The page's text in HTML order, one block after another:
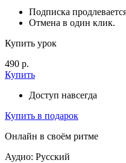
Подписка
Отмена в один клик.
Купить урок
490 р.
Купить
Доступ навсегда
Купить в подарок
Онлайн в своём ритме
Аудио: Русский